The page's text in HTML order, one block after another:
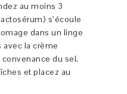
au moins 3
s’écoule
dans un linge
la crème
du sel,
et placez au